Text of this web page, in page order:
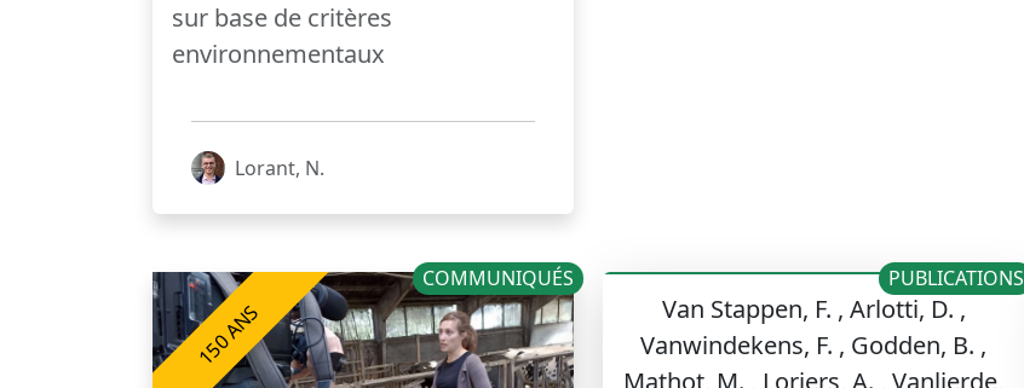
sur base de critères
environnementaux
Lorant, N.
150 ANS
COMMUNIQUÉS
Van Stappen, F. , Arlotti, D. ,
Vanwindekens, F. , Godden, B. ,
PUBLICATIONS